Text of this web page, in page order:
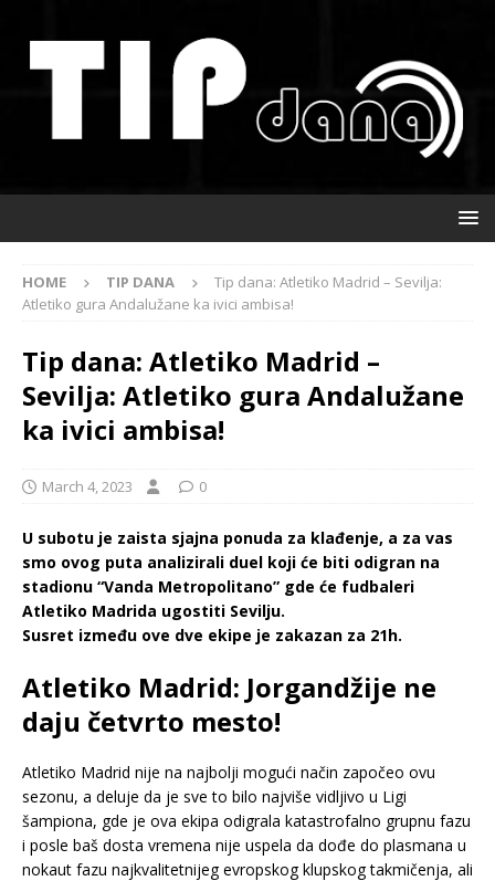
HOME TIP DANA
Tip dana: Atletiko Madrid – Sevilja:
Atletiko gura Andalužane ka ivici ambisa!
Tip dana: Atletiko Madrid –
Sevilja: Atletiko gura Andalužane
ka ivici ambisa!
March 4, 2023 0
U subotu je zaista sjajna ponuda za klađenje, a za vas
smo ovog puta analizirali duel koji će biti odigran na
stadionu “Vanda Metropolitano” gde će fudbaleri
Atletiko Madrida ugostiti Sevilju.
Susret između ove dve ekipe je zakazan za 21h.
Atletiko Madrid: Jorgandžije ne
daju četvrto mesto!
Atletiko Madrid nije na najbolji mogući način započeo ovu
sezonu, a deluje da je sve to bilo najviše vidljivo u Ligi
šampiona, gde je ova ekipa odigrala katastrofalno grupnu fazu
i posle baš dosta vremena nije uspela da dođe do plasmana u
nokaut fazu najkvalitetnijeg evropskog klupskog takmičenja, ali